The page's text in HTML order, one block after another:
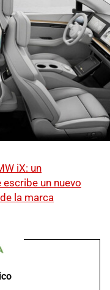
iX: un
un nuevo
la marca